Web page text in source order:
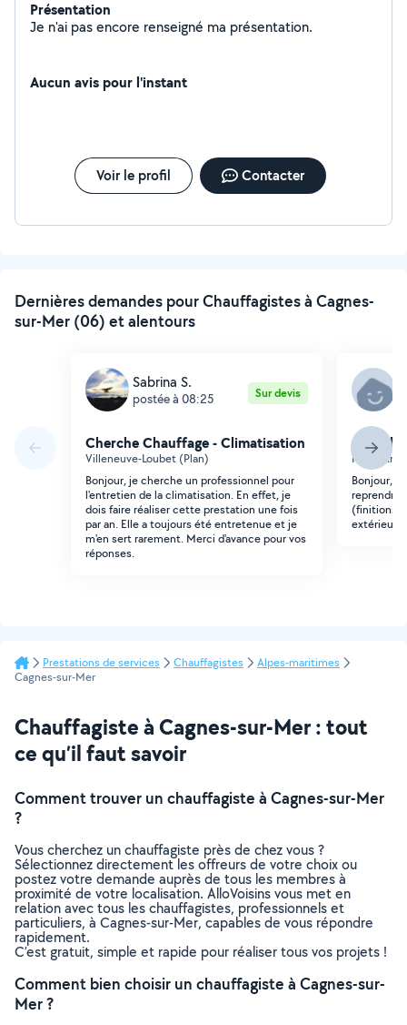
Présentation
Je n'ai pas encore renseigné ma présentation.
Aucun avis pour l'instant
Voir le profil Contacter
Dernières demandes pour Chauffagistes à Cagnes-
sur-Mer (06) et alentours
Sabrina S.
postée à 08:25 Sur devis
Cherche Chauffage - Climatisation
Villeneuve-Loubet (Plan)
Bonjour, je cherche un professionnel pour
l'entretien de la climatisation. En effet, je
dois faire réaliser cette prestation une fois
par an. Elle a toujours été entretenue et je
m'en sert rarement. Merci d'avance pour vos
réponses.
Nice
Bonjour,
reprendre
(finitions,
Prestations de services Chauffagistes
Alpes-maritimes
Cagnes-sur-Mer
Chauffagiste à Cagnes-sur-Mer : tout
ce qu’il faut savoir
Comment trouver un chauffagiste à Cagnes-sur-Mer
?
Vous cherchez un chauffagiste près de chez vous ?
Sélectionnez directement les offreurs de votre choix ou
postez votre demande auprès de tous les membres à
proximité de votre localisation. AlloVoisins vous met en
relation avec tous les chauffagistes, professionnels et
particuliers, à Cagnes-sur-Mer, capables de vous répondre
rapidement.
C’est gratuit, simple et rapide pour réaliser tous vos projets !
Comment bien choisir un chauffagiste à Cagnes-sur-
Mer ?